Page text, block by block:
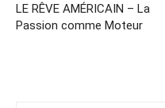
LE RÊVE AMÉRICAIN – La
Passion comme Moteur